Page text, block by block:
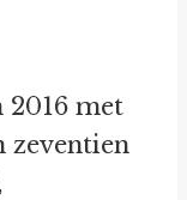
2016 met
zeventien